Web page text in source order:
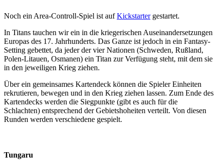
Noch ein Area-Controll-Spiel ist aufKickstartergestartet.
In Titans tauchen wir ein in die kriegerischen Auseinandersetzungen
Europas des 17. Jahrhunderts. Das Ganze ist jedoch in ein Fantasy-
Setting gebettet, da jeder der vier Nationen (Schweden, Rußland,
Polen-Litauen, Osmanen) ein Titan zur Verfügung steht, mit dem sie
in den jeweiligen Krieg ziehen.
Über ein gemeinsames Kartendeck können die Spieler Einheiten
rekrutieren, bewegen und in den Krieg ziehen lassen. Zum Ende des
Kartendecks werden die Siegpunkte (gibt es auch für die
Schlachten) entsprechend der Gebietshoheiten verteilt. Von diesen
Runden werden verschiedene gespielt.
Tungaru